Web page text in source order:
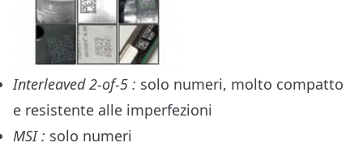
Interleaved 2-of-5 : solo numeri, molto compatto
e resistente alle imperfezioni
MSI : solo numeri